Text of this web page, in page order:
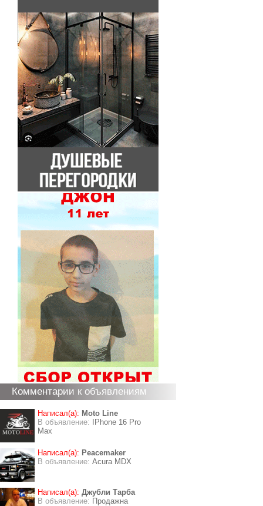
Комментарии к объявлениям
Написал(а): Moto Line
В объявление:
IPhone 16 Pro
Max
Написал(а): Peacemaker
В объявление: Acura MDX
Написал(а): Джубли Тарба
В объявление: Продажна